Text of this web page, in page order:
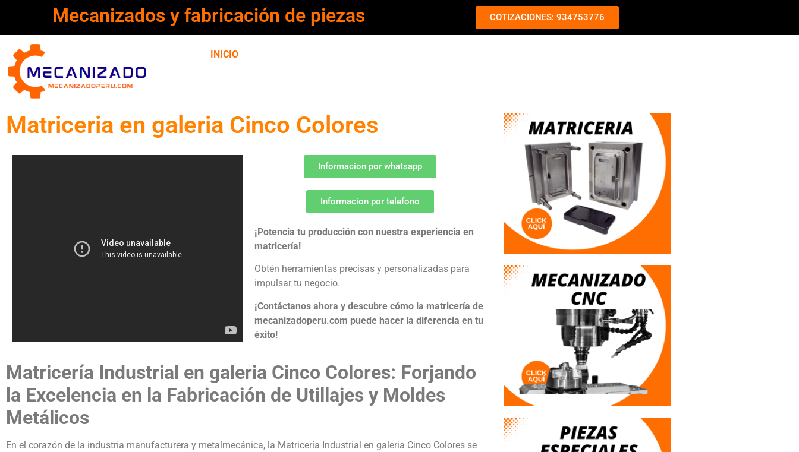
Mecanizados y fabricación de piezas COTIZACIONES: 934753776
INICIO
Matriceria en galeria Cinco Colores
Informacion por whatsapp
Informacion por telefono
¡Potencia tu producción con nuestra experiencia en
matricería!
Obtén herramientas precisas y personalizadas para
impulsar tu negocio.
¡Contáctanos ahora y descubre cómo la matricería de
mecanizadoperu.com puede hacer la diferencia en tu
éxito!
Matricería Industrial en galeria Cinco Colores: Forjando
la Excelencia en la Fabricación de Utillajes y Moldes
Metálicos
En el corazón de la industria manufacturera y metalmecánica, la Matricería Industrial en galeria Cinco Colores se